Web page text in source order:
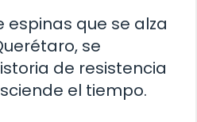
espinas que se alza
se
de resistencia
el tiempo.